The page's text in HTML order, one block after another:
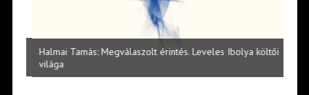
Halmai Tamás: Megválaszolt érintés. Leveles Ibolya költői
világa